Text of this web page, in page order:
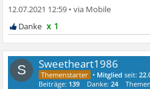
12.07.2021 12:59 •
x 1
S Sweetheart1986
• Mitglied seit:
Beiträge: 139 Danke:24